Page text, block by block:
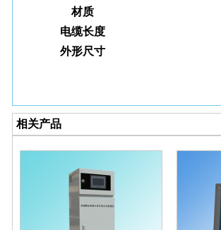
材质
电缆长度
外形尺寸
相关产品